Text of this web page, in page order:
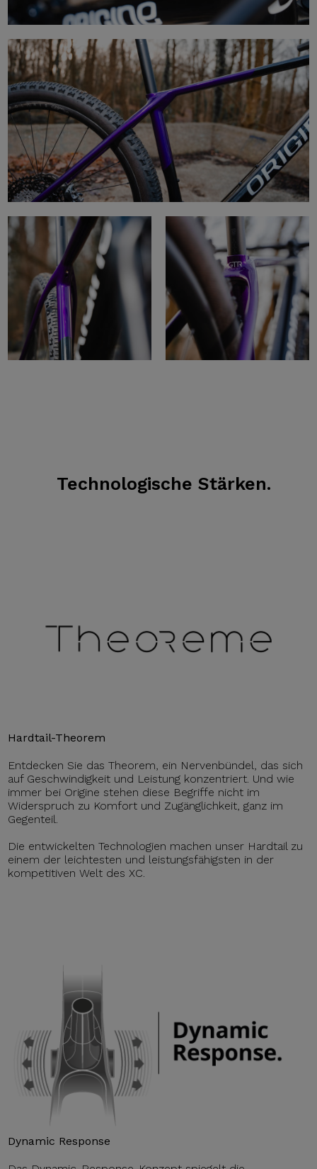
Technologische Stärken.
Hardtail-Theorem
Entdecken Sie das Theorem, ein Nervenbündel, das sich
auf Geschwindigkeit und Leistung konzentriert. Und wie
immer bei Origine stehen diese Begriffe nicht im
Widerspruch zu Komfort und Zugänglichkeit, ganz im
Gegenteil.
Die entwickelten Technologien machen unser Hardtail zu
einem der leichtesten und leistungsfähigsten in der
kompetitiven Welt des XC.
Dynamic Response